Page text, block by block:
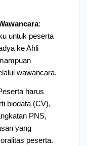
:
untuk peserta
ke Ahli
wawancara.
harus
biodata (CV),
PNS,
yang
peserta.